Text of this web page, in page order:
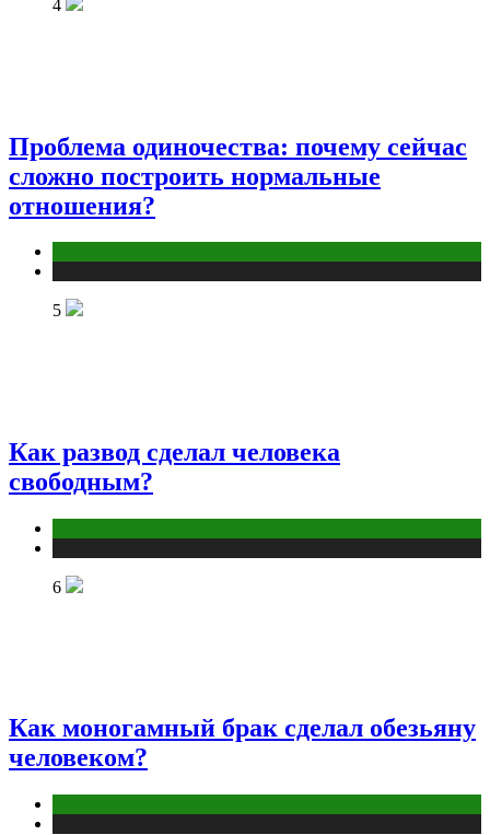
4
Проблема одиночества: почему сейчас
сложно построить нормальные
отношения?
5
Как развод сделал человека
свободным?
6
Как моногамный брак сделал обезьяну
человеком?